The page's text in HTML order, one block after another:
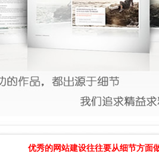
优秀的网站建设往往要从细节方面